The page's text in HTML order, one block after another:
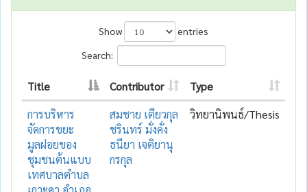
Show
entries
Search:
Title Contributor
Type
การบริหาร
จัดการขยะ
มูลฝอยของ
ชุมชนต้นแบบ
เทศบาลตำบล
สมชาย เตียวกุล
ชรินทร์ มั่งคั่ง
ธนียา เจติยานุ
กรกุล
วิทยานิพนธ์/Thesis